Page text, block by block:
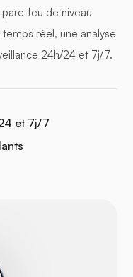
feu de niveau
réel, une analyse
24h/24 et 7j/7.
et 7j/7